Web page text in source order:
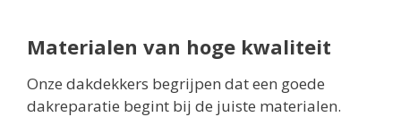
Materialen van hoge kwaliteit
Onze dakdekkers begrijpen dat een goede
dakreparatie begint bij de juiste materialen.